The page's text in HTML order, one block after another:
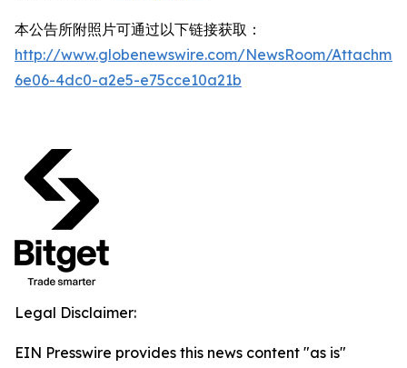
本公告所附照片可通过以下链接获取：
http://www.globenewswire.com/NewsRoom/
6e06-4dc0-a2e5-e75cce10a21b
Legal Disclaimer:
EIN Presswire provides this news content "as is"